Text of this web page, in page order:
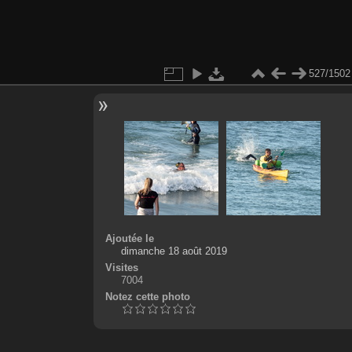
527/1502
Ajoutée le
dimanche 18 août 2019
Visites
7004
Notez cette photo